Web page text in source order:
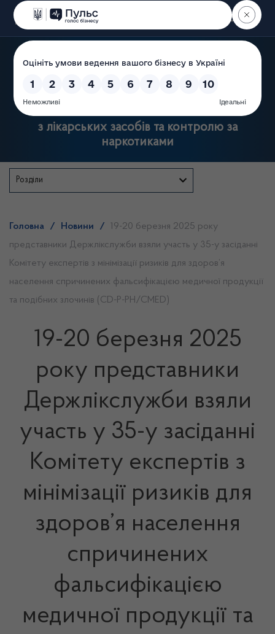
Пошук
Державна служба України
з лікарських засобів та контролю за
наркотиками
Розділи
Головна / Новини /
19-20 березня 2025 року
представники Держлікслужби взяли участь у 35-у засіданні
Комітету експертів з мінімізації ризиків для здоров’я
населення спричинених фальсифікацією медичної продукції
та подібних злочинів (CD-P-PH/CMED)
19-20 березня 2025
року представники
Держлікслужби взяли
участь у 35-у засіданні
Комітету експертів з
мінімізації ризиків для
здоров’я населення
спричинених
фальсифікацією
медичної продукції та